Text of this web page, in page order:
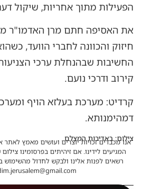
הפעילות מתוך אחריות, שיקול
את האסיפה חתם מרן האדמו"ר
חיזוק והכוונה לחברי הוועד,
החשיבות שבהנחלת ערכי
קירוב ודרכי נועם.
קרדיט: מערכת בעלזא הויף
דמהימנותא.
צילום: באדיבות המצלם
אנו מכבדים זכויות יוצרים ועושים מאמץ לאתר
המגיעים לידינו. אם זיהיתים בפרסומינו
רשאים לפנות אלינו ולבקש לחדול מהשימוש